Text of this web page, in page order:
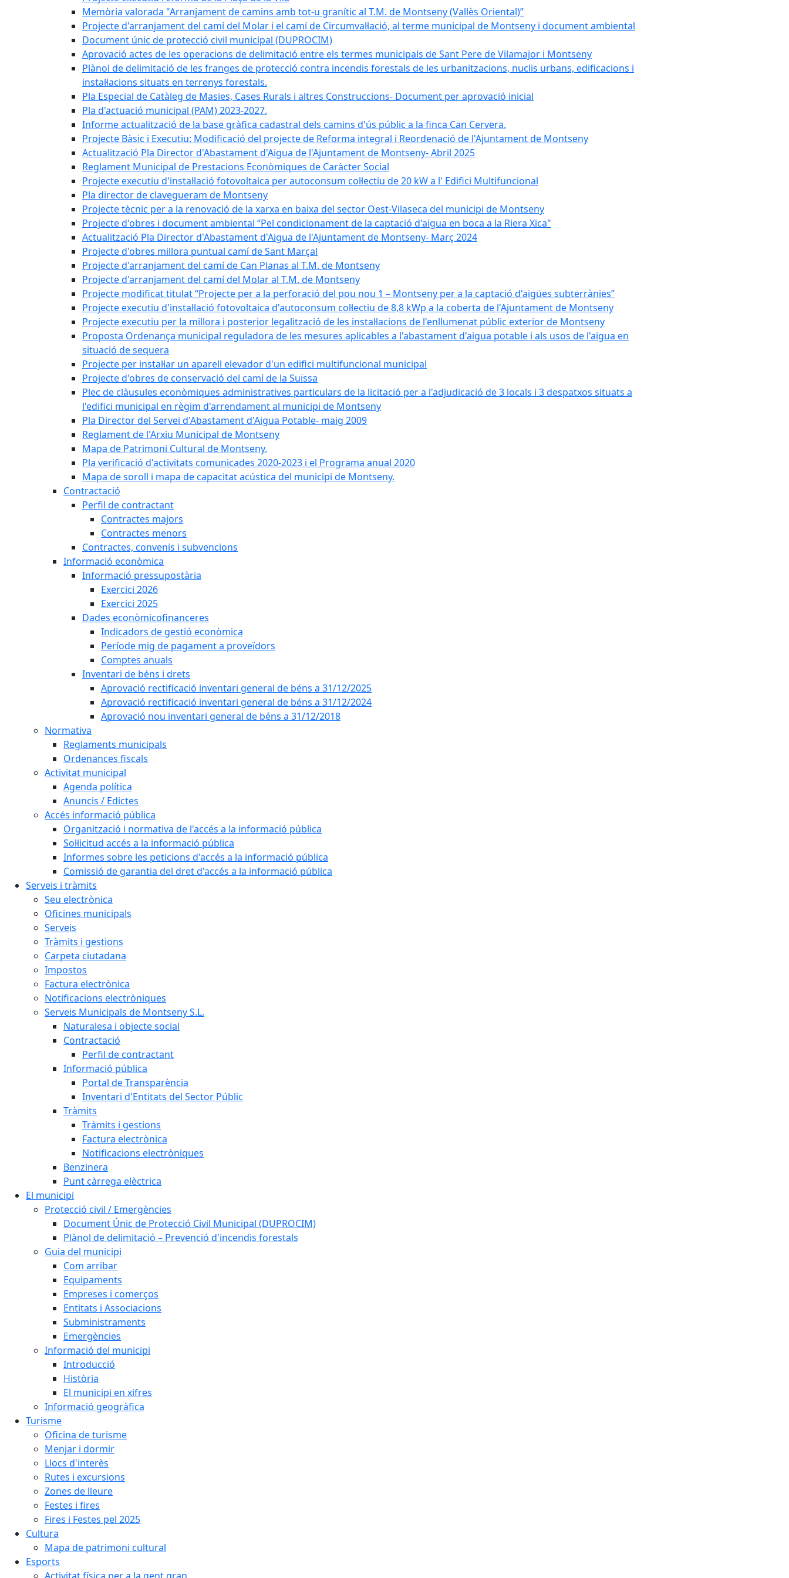
Memòria valorada "Arranjament de camins amb tot-u granític al T.M. de Montseny (Vallès Oriental)”
Projecte d'arranjament del camí del Molar i el camí de Circumval·lació, al terme municipal de Montseny i document ambiental
Document únic de protecció civil municipal (DUPROCIM)
Aprovació actes de les operacions de delimitació entre els termes municipals de Sant Pere de Vilamajor i Montseny
Plànol de delimitació de les franges de protecció contra incendis forestals de les urbanitzacions, nuclis urbans, edificacions i
instal·lacions situats en terrenys forestals.
Pla Especial de Catàleg de Masies, Cases Rurals i altres Construccions- Document per aprovació inicial
Pla d'actuació municipal (PAM) 2023-2027.
Informe actualització de la base gràfica cadastral dels camins d'ús públic a la finca Can Cervera.
Projecte Bàsic i Executiu: Modificació del projecte de Reforma integral i Reordenació de l'Ajuntament de Montseny
Actualització Pla Director d'Abastament d'Aigua de l'Ajuntament de Montseny- Abril 2025
Reglament Municipal de Prestacions Econòmiques de Caràcter Social
Projecte executiu d'instal·lació fotovoltaica per autoconsum col·lectiu de 20 kW a l' Edifici Multifuncional
Pla director de clavegueram de Montseny
Projecte tècnic per a la renovació de la xarxa en baixa del sector Oest-Vilaseca del municipi de Montseny
Projecte d'obres i document ambiental “Pel condicionament de la captació d'aigua en boca a la Riera Xica"
Actualització Pla Director d'Abastament d'Aigua de l'Ajuntament de Montseny- Març 2024
Projecte d'obres millora puntual camí de Sant Marçal
Projecte d'arranjament del camí de Can Planas al T.M. de Montseny
Projecte d'arranjament del camí del Molar al T.M. de Montseny
Projecte modificat titulat “Projecte per a la perforació del pou nou 1 – Montseny per a la captació d'aigües subterrànies”
Projecte executiu d'instal·lació fotovoltaica d'autoconsum col·lectiu de 8,8 kWp a la coberta de l'Ajuntament de Montseny
Projecte executiu per la millora i posterior legalització de les instal·lacions de l'enllumenat públic exterior de Montseny
Proposta Ordenança municipal reguladora de les mesures aplicables a l'abastament d'aigua potable i als usos de l'aigua en
situació de sequera
Projecte per instal·lar un aparell elevador d'un edifici multifuncional municipal
Projecte d'obres de conservació del camí de la Suïssa
Plec de clàusules econòmiques administratives particulars de la licitació per a l'adjudicació de 3 locals i 3 despatxos situats a
l'edifici municipal en règim d'arrendament al municipi de Montseny
Pla Director del Servei d'Abastament d'Aigua Potable- maig 2009
Reglament de l'Arxiu Municipal de Montseny
Mapa de Patrimoni Cultural de Montseny.
Pla verificació d'activitats comunicades 2020-2023 i el Programa anual 2020
Mapa de soroll i mapa de capacitat acústica del municipi de Montseny.
Contractació
Perfil de contractant
Contractes majors
Contractes menors
Contractes, convenis i subvencions
Informació econòmica
Informació pressupostària
Exercici 2026
Exercici 2025
Dades econòmicofinanceres
Indicadors de gestió econòmica
Període mig de pagament a proveïdors
Comptes anuals
Inventari de béns i drets
Aprovació rectificació inventari general de béns a 31/12/2025
Aprovació rectificació inventari general de béns a 31/12/2024
Aprovació nou inventari general de béns a 31/12/2018
Normativa
Reglaments municipals
Ordenances fiscals
Activitat municipal
Agenda política
Anuncis / Edictes
Accés informació pública
Organització i normativa de l'accés a la informació pública
Sol·licitud accés a la informació pública
Informes sobre les peticions d'accés a la informació pública
Comissió de garantia del dret d'accés a la informació pública
Serveis i tràmits
Seu electrònica
Oficines municipals
Serveis
Tràmits i gestions
Carpeta ciutadana
Impostos
Factura electrònica
Notificacions electròniques
Serveis Municipals de Montseny S.L.
Naturalesa i objecte social
Contractació
Perfil de contractant
Informació pública
Portal de Transparència
Inventari d'Entitats del Sector Públic
Tràmits
Tràmits i gestions
Factura electrònica
Notificacions electròniques
Benzinera
Punt càrrega elèctrica
El municipi
Protecció civil / Emergències
Document Únic de Protecció Civil Municipal (DUPROCIM)
Plànol de delimitació – Prevenció d'incendis forestals
Guia del municipi
Com arribar
Equipaments
Empreses i comerços
Entitats i Associacions
Subministraments
Emergències
Informació del municipi
Introducció
Història
El municipi en xifres
Informació geogràfica
Turisme
Oficina de turisme
Menjar i dormir
Llocs d'interès
Rutes i excursions
Zones de lleure
Festes i fires
Fires i Festes pel 2025
Cultura
Mapa de patrimoni cultural
Esports